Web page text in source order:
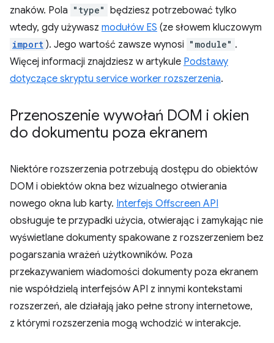
znaków. Pola "type" będziesz potrzebować tylko
wtedy, gdy używasz modułów ES (ze słowem kluczowym
import ). Jego wartość zawsze wynosi "module" .
Więcej informacji znajdziesz w artykule Podstawy
dotyczące skryptu service worker rozszerzenia.
Przenoszenie wywołań DOM i okien
do dokumentu poza ekranem
Niektóre rozszerzenia potrzebują dostępu do obiektów
DOM i obiektów okna bez wizualnego otwierania
nowego okna lub karty. Interfejs Offscreen API
obsługuje te przypadki użycia, otwierając i zamykając nie
wyświetlane dokumenty spakowane z rozszerzeniem bez
pogarszania wrażeń użytkowników. Poza
przekazywaniem wiadomości dokumenty poza ekranem
nie współdzielą interfejsów API z innymi kontekstami
rozszerzeń, ale działają jako pełne strony internetowe,
z którymi rozszerzenia mogą wchodzić w interakcje.